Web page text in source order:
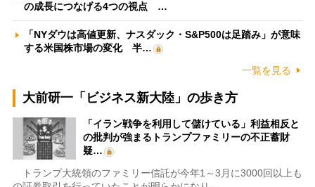
の成長につなげる4つの視点 …
「NYダウは高値更新、ナスダック・S&P500は足踏み」が意味
する米国株市場の変化 半…
一覧を見る
大前研一「ビジネス新大陸」の歩き方
「イラン戦争を利用して儲けている」利益相反と
の批判が強まるトランプファミリーの不正蓄財
疑…
トランプ大統領のファミリー信託が今年1～3月に3000回以上も